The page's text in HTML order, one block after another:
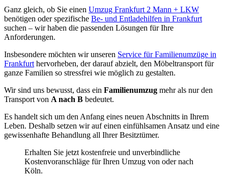
Ganz gleich, ob Sie einen Umzug Frankfurt 2 Mann + LKW
benötigen oder spezifische Be- und Entladehilfen in Frankfurt
suchen – wir haben die passenden Lösungen für Ihre
Anforderungen.
Insbesondere möchten wir unseren Service für Familienumzüge in
Frankfurt hervorheben, der darauf abzielt, den Möbeltransport für
ganze Familien so stressfrei wie möglich zu gestalten.
Wir sind uns bewusst, dass ein Familienumzug mehr als nur den
Transport von A nach B bedeutet.
Es handelt sich um den Anfang eines neuen Abschnitts in Ihrem
Leben. Deshalb setzen wir auf einen einfühlsamen Ansatz und eine
gewissenhafte Behandlung all Ihrer Besitztümer.
Erhalten Sie jetzt kostenfreie und unverbindliche
Kostenvoranschläge für Ihren Umzug von oder nach
Köln.